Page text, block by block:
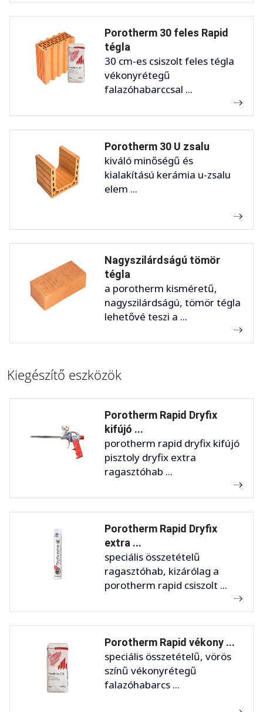
Porotherm 30 feles Rapid
tégla
30 cm-es csiszolt feles tégla
vékonyrétegű
falazóhabarccsal ...
Porotherm 30 U zsalu
kiváló minőségű és
kialakítású kerámia u-zsalu
elem ...
Nagyszilárdságú tömör
tégla
a porotherm kisméretű,
nagyszilárdságú, tömör tégla
lehetővé teszi a ...
Kiegészítő eszközök
Porotherm Rapid Dryfix
kifújó ...
porotherm rapid dryfix kifújó
pisztoly dryfix extra
ragasztóhab ...
Porotherm Rapid Dryfix
extra ...
speciális összetételű
ragasztóhab, kizárólag a
porotherm rapid csiszolt ...
Porotherm Rapid vékony ...
speciális összetételű, vörös
színű vékonyrétegű
falazóhabarcs ...